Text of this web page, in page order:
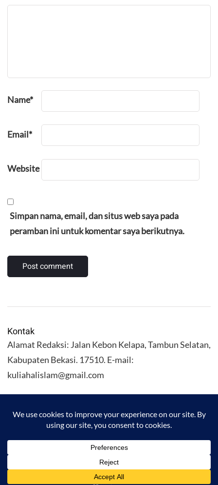
Name*
Email*
Website
Simpan nama, email, dan situs web saya pada
peramban ini untuk komentar saya berikutnya.
Kontak
Alamat Redaksi: Jalan Kebon Kelapa, Tambun Selatan,
Kabupaten Bekasi. 17510. E-mail:
kuliahalislam@gmail.com
KULIAHALISLAM.COM Copyright (C) 2026